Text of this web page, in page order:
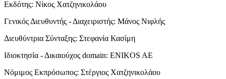
Εκδότης: Νίκος Χατζηνικολάου
Γενικός Διευθυντής - Διαχειριστής: Μάνος Νιφλής
Διευθύντρια Σύνταξης: Στεφανία Κασίμη
Ιδιοκτησία - Δικαιούχος domain: ENIKOS AE
Νόμιμος Εκπρόσωπος: Στέργιος Χατζηνικολάου